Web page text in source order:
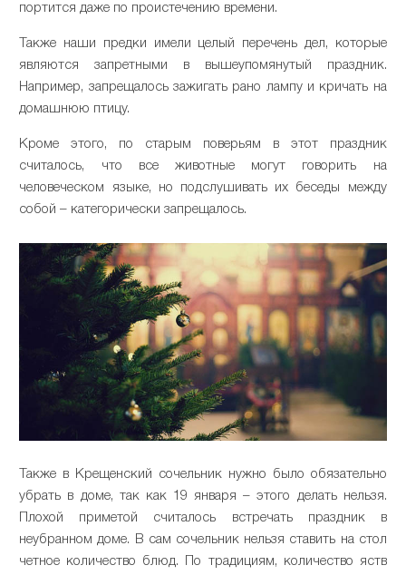
портится даже по проистечению времени.
Также наши предки имели целый перечень дел, которые
являются запретными в вышеупомянутый праздник.
Например, запрещалось зажигать рано лампу и кричать на
домашнюю птицу.
Кроме этого, по старым поверьям в этот праздник
считалось, что все животные могут говорить на
человеческом языке, но подслушивать их беседы между
собой – категорически запрещалось.
Также в Крещенский сочельник нужно было обязательно
убрать в доме, так как 19 января – этого делать нельзя.
Плохой приметой считалось встречать праздник в
неубранном доме. В сам сочельник нельзя ставить на стол
четное количество блюд. По традициям, количество яств